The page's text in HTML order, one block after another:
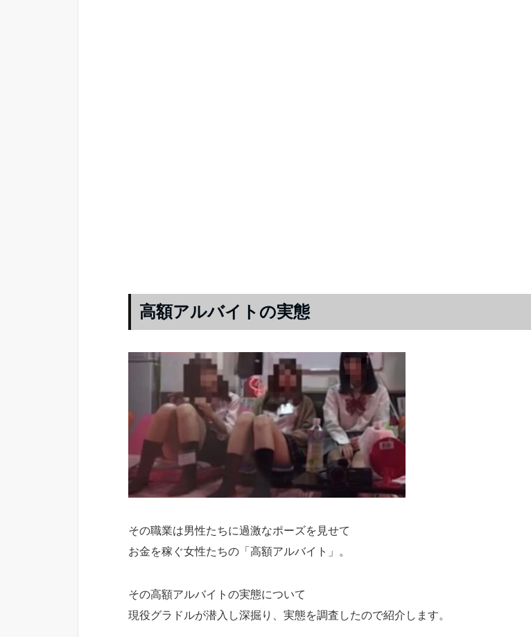
高額アルバイトの実態
その職業は男性たちに過激なポーズを見せて
お金を稼ぐ女性たちの「高額アルバイト」。
その高額アルバイトの実態について
現役グラドルが潜入し深掘り、実態を調査したので紹介します。